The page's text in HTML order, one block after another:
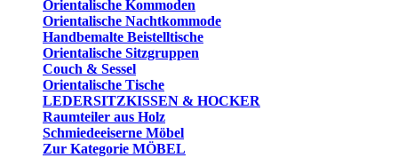
Orientalische Kommoden
Orientalische Nachtkommode
Handbemalte Beistelltische
Orientalische Sitzgruppen
Couch & Sessel
Orientalische Tische
LEDERSITZKISSEN & HOCKER
Raumteiler aus Holz
Schmiedeeiserne Möbel
Zur Kategorie MÖBEL